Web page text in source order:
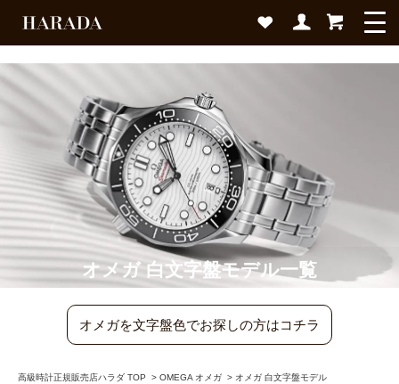
オメガ 白文字盤モデル一覧
オメガを文字盤色でお探しの方はコチラ
高級時計正規販売店ハラダ TOP > OMEGA オメガ > オメガ 白文字盤モデル